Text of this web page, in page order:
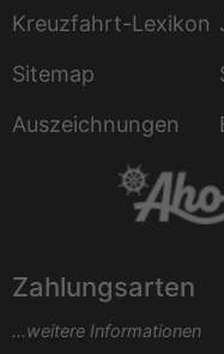
Kreuzfahrt-Lexikon
Sitemap
Auszeichnungen
Zahlungsarten
...weitere Informationen